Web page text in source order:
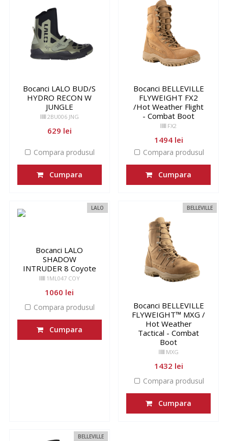
Bocanci LALO BUD/S
HYDRO RECON W
JUNGLE
2BU006 JNG
629 lei
Compara produsul
Cumpara
Bocanci BELLEVILLE
FLYWEIGHT FX2
/Hot Weather Flight
- Combat Boot
FX2
1494 lei
Compara produsul
Cumpara
LALO
Bocanci LALO
SHADOW
INTRUDER 8 Coyote
1ML047 COY
1060 lei
Compara produsul
Cumpara
BELLEVILLE
Bocanci BELLEVILLE
FLYWEIGHT™ MXG /
Hot Weather
Tactical - Combat
Boot
MXG
1432 lei
Compara produsul
Cumpara
BELLEVILLE